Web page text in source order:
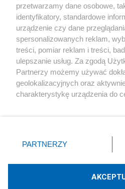
Kultura
X Facebook
przetwarzamy dane osobowe,
identyfikatory, standardowe
urządzenie czy dane
spersonalizowanych reklam,
treści, pomiar reklam i treści,
ulepszanie usług. Za zgodą
Partnerzy możemy używać
geolokalizacyjnych oraz
charakterystykę urządzenia do
zmienić/wycofać klikając
znajdujący się w lewym dolnym
rodzaje przetwarzania danych
użytkownika, ale masz prawo
PARTNERZY